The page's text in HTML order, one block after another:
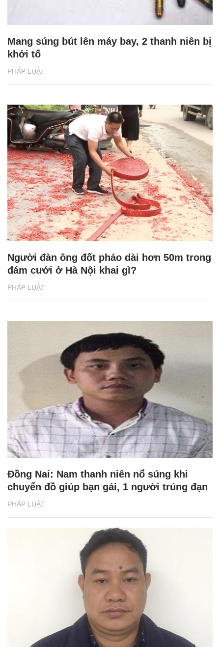
PHÁP LUẬT
Mang súng bút lên máy bay, 2 thanh niên bị
khởi tố
PHÁP LUẬT
Người đàn ông đốt pháo dài hơn 50m trong
đám cưới ở Hà Nội khai gì?
PHÁP LUẬT
Đồng Nai: Nam thanh niên nổ súng khi
chuyển đồ giúp bạn gái, 1 người trúng đạn